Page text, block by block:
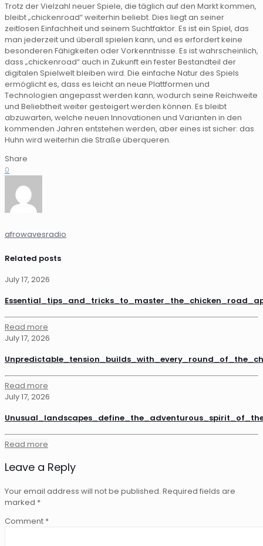
Trotz der Vielzahl neuer Spiele, die täglich auf den Markt kommen,
bleibt „chickenroad“ weiterhin beliebt. Dies liegt an seiner
zeitlosen Einfachheit und seinem Suchtfaktor. Es ist ein Spiel, das
man jederzeit und überall spielen kann, und es erfordert keine
besonderen Fähigkeiten oder Vorkenntnisse. Es ist wahrscheinlich,
dass „chickenroad“ auch in Zukunft ein fester Bestandteil der
digitalen Spielwelt bleiben wird. Die einfache Natur des Spiels
ermöglicht es, dass es leicht an neue Plattformen und
Technologien angepasst werden kann, wodurch seine Reichweite
und Beliebtheit weiter gesteigert werden können. Es bleibt
abzuwarten, welche neuen Innovationen und Varianten in den
kommenden Jahren entstehen werden, aber eines ist sicher: das
Huhn wird weiterhin die Straße überqueren.
Share
0
afrowavesradio
Related posts
July 17, 2026
Read more
July 17, 2026
Read more
July 17, 2026
Read more
Leave a Reply
Your email address will not be published. Required fields are
marked *
Comment *